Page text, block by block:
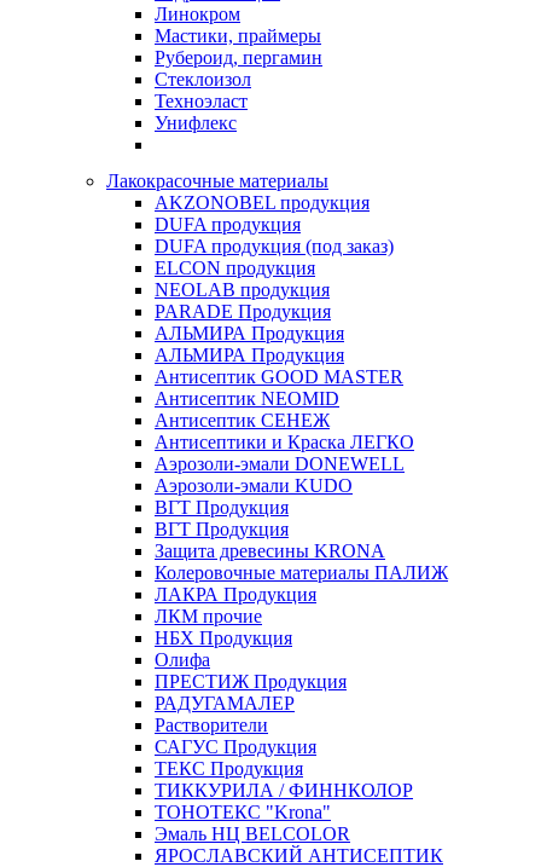
Линокром
Мастики, праймеры
Рубероид, пергамин
Стеклоизол
Техноэласт
Унифлекс
Лакокрасочные материалы
AKZONOBEL продукция
DUFA продукция
DUFA продукция (под заказ)
ELCON продукция
NEOLAB продукция
PARADE Продукция
АЛЬМИРА Продукция
АЛЬМИРА Продукция
Антисептик GOOD MASTER
Антисептик NEOMID
Антисептик СЕНЕЖ
Антисептики и Краска ЛЕГКО
Аэрозоли-эмали DONEWELL
Аэрозоли-эмали KUDO
ВГТ Продукция
ВГТ Продукция
Защита древесины KRONA
Колеровочные материалы ПАЛИЖ
ЛАКРА Продукция
ЛКМ прочие
НБХ Продукция
Олифа
ПРЕСТИЖ Продукция
РАДУГАМАЛЕР
Растворители
САГУС Продукция
ТЕКС Продукция
ТИККУРИЛА / ФИННКОЛОР
ТОНОТЕКС "Krona"
Эмаль НЦ BELCOLOR
ЯРОСЛАВСКИЙ АНТИСЕПТИК